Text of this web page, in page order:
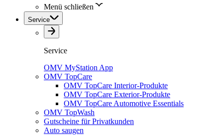
Menü schließen
Service
Service
OMV MyStation App
OMV TopCare
OMV TopCare Interior-Produkte
OMV TopCare Exterior-Produkte
OMV TopCare Automotive Essentials
OMV TopWash
Gutscheine für Privatkunden
Auto saugen